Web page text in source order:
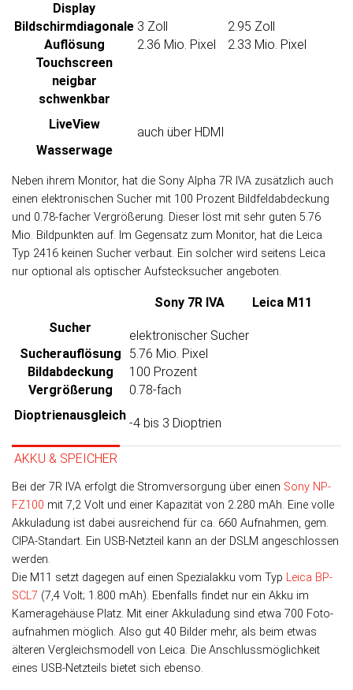
Display
Bildschirm­diagonale 3 Zoll
2.95 Zoll
Auflösung
2.36 Mio. Pixel
2.33 Mio. Pixel
Touch­screen
neigbar
schwenkbar
LiveView
auch über HDMI
Wasser­wage
Neben ihrem Monitor, hat die Sony Alpha 7R IVA zusätzlich auch
einen elek­tro­ni­schen Sucher mit 100 Pro­zent Bild­feld­ab­dec­kung
und 0.78-facher Ver­größe­rung. Die­ser löst mit sehr guten 5.76
Mio. Bild­punk­ten auf. Im Ge­gen­satz zum Moni­tor, hat die Leica
Typ 2416 kei­nen Su­cher verbaut. Ein sol­cher wird sei­tens Leica
nur optio­nal als opti­scher Auf­steck­sucher an­ge­bo­ten.
Sony 7R IVA
Leica M11
Sucher
elektronischer Sucher
Sucher­auflösung
5.76 Mio. Pixel
Bild­abdeckung
100 Prozent
Ver­größerung
0.78-fach
Dioptrien­ausgleich
-4 bis 3 Dioptrien
AKKU & SPEICHER
Bei der 7R IVA er­folgt die Strom­ver­sor­gung über einen Sony NP-
FZ100 mit 7,2 Volt und einer Ka­pa­zi­tät von 2.280 mAh. Eine volle
Akku­ladung ist dabei aus­rei­chend für ca. 660 Auf­nah­men, gem.
CIPA-Stan­dart. Ein USB-Netz­teil kann an der DSLM an­ge­schlos­sen
werden.
Die M11 setzt dagegen auf einen Spezial­akku vom Typ Leica BP-
SCL7 (7,4 Volt; 1.800 mAh). Eben­falls fin­det nur ein Akku im
Kamera­ge­häuse Platz. Mit einer Akku­la­dung sind etwa 700 Foto­
auf­nah­men mög­lich. Also gut 40 Bilder mehr, als beim etwas
älteren Ver­gleichs­modell von Leica. Die An­schluss­mög­lich­keit
eines USB-Netz­teils bietet sich ebenso.